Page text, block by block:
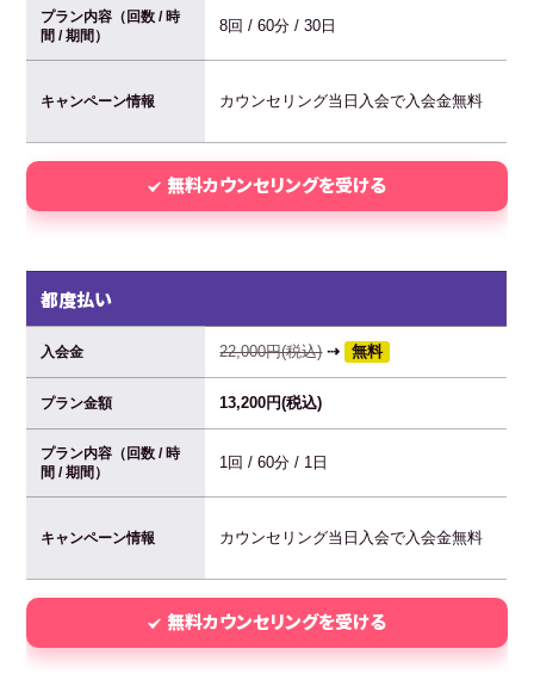
プラン内容（回数 / 時
間 / 期間）
8回 / 60分 / 30日
キャンペーン情報 カウンセリング当日入会で入会金無料
無料カウンセリングを受ける
都度払い
入会金 22,000円(税込)⇢ 無料
プラン金額 13,200円(税込)
プラン内容（回数 / 時
間 / 期間）
1回 / 60分 / 1日
キャンペーン情報 カウンセリング当日入会で入会金無料
無料カウンセリングを受ける